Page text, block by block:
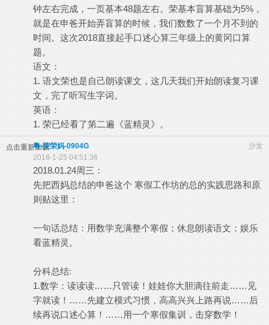
钟左右完成，一页基本48题左右。荣基本盲算基础为5%，
就是在申爸开始弄盲算的时候，我们数数了一个月不到的
时间。这次2018直接起手口述心算三年级上的黄冈口算
题。
语文：
1. 语文荣也是自己朗读课文，这几天我们开始朗读复习课
文，完了听写生字词。
英语：
1. 荣已经看了第二遍《蓝精灵》。
点击重新加载 沙发
粵-荣荣妈-0904G
2018-1-25 04:51:36
2018.01.24周三：
先把西妈总结的申爸这个 寒假工作坊的总的实践思路和原
则贴这里：
一句话总结：用数学充满整个寒假；休息朗读语文；娱乐
看蓝精灵。
分科总结:
1.数学：读读读……只管读！娃娃你大胆滴往前走……见
字就读！……先建立模式习惯，高高兴兴上路再说……后
续再说口述心算！……用一个寒假集训，击穿数学！